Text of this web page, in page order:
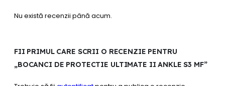
Nu există recenzii până acum.
FII PRIMUL CARE SCRII O RECENZIE PENTRU
„BOCANCI DE PROTECTIE ULTIMATE II ANKLE S3 MF”